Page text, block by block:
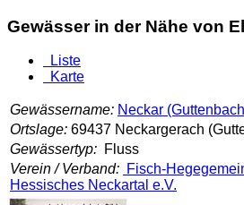
Gewässer in der Nähe von
Liste
Karte
Gewässername: Neckar
Ortslage: 69437 Neckargerach
Gewässertyp: Fluss
Verein / Verband: Fisch-
Hessisches Neckartal e.V.